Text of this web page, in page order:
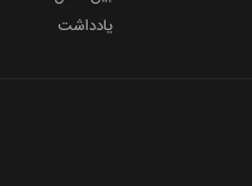
یادداشت